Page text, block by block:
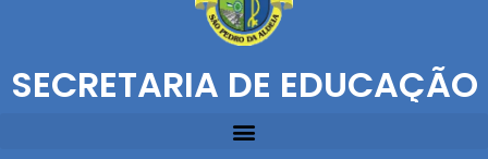
SECRETARIA DE EDUCAÇÃO